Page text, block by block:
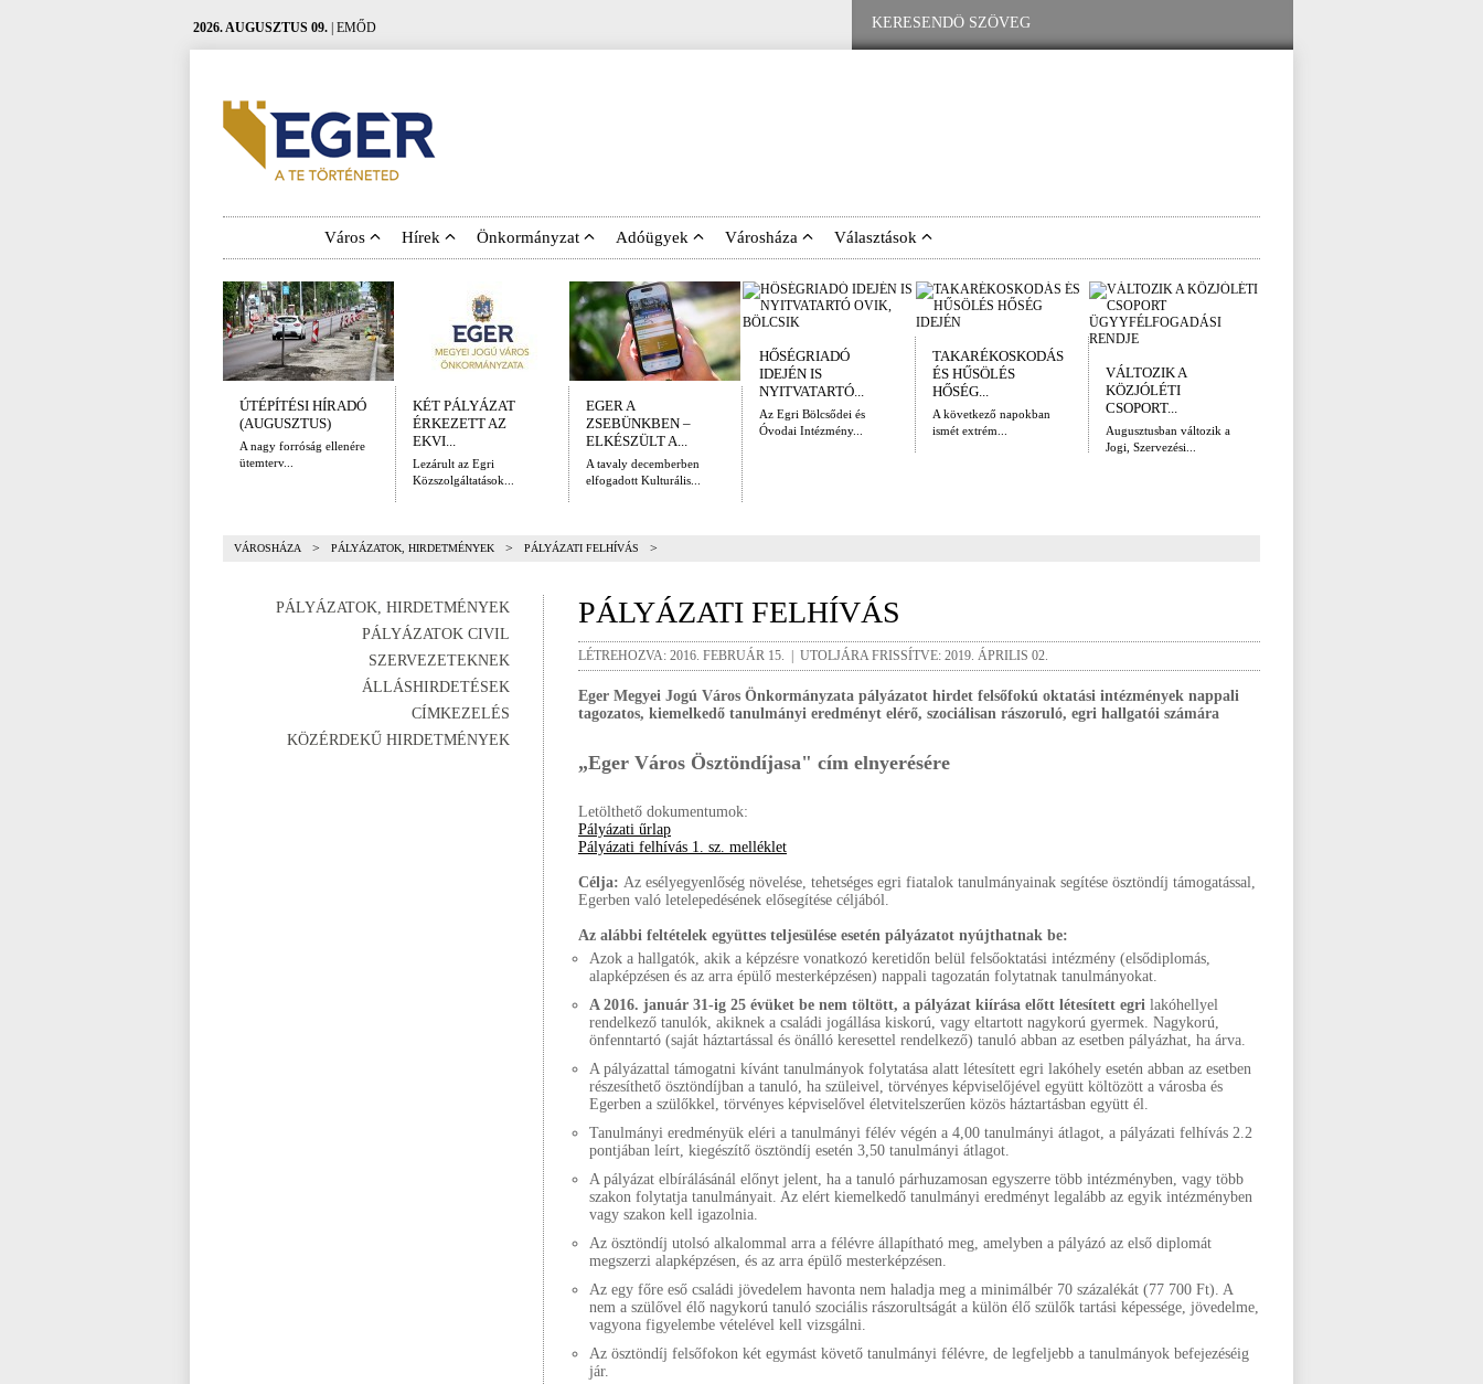
2026. AUGUSZTUS 09. | EMŐD
Város Hírek Önkormányzat Adóügyek Városháza Választások
ÚTÉPÍTÉSI HÍRADÓ
(AUGUSZTUS)
A nagy forróság ellenére
ütemterv...
KÉT PÁLYÁZAT
ÉRKEZETT AZ
EKVI...
Lezárult az Egri
Közszolgáltatások...
EGER A
ZSEBÜNKBEN –
ELKÉSZÜLT A...
A tavaly decemberben
elfogadott Kulturális...
HŐSÉGRIADÓ
IDEJÉN IS
NYITVATARTÓ...
Az Egri Bölcsődei és
Óvodai Intézmény...
TAKARÉKOSKODÁS
ÉS HŰSÖLÉS
HŐSÉG...
A következő napokban
ismét extrém...
VÁLTOZIK A
KÖZJÓLÉTI
CSOPORT...
Augusztusban változik a
Jogi, Szervezési...
VÁROSHÁZA > PÁLYÁZATOK, HIRDETMÉNYEK > PÁLYÁZATI FELHÍVÁS >
PÁLYÁZATOK, HIRDETMÉNYEK
PÁLYÁZATOK CIVIL
SZERVEZETEKNEK
ÁLLÁSHIRDETÉSEK
CÍMKEZELÉS
KÖZÉRDEKŰ HIRDETMÉNYEK
PÁLYÁZATI FELHÍVÁS
LÉTREHOZVA: 2016. FEBRUÁR 15. | UTOLJÁRA FRISSÍTVE: 2019. ÁPRILIS 02.
Eger Megyei Jogú Város Önkormányzata pályázatot hirdet felsőfokú oktatási intézmények nappali
tagozatos, kiemelkedő tanulmányi eredményt elérő, szociálisan rászoruló, egri hallgatói számára
„Eger Város Ösztöndíjasa" cím elnyerésére
Letölthető dokumentumok:
Pályázati űrlap
Pályázati felhívás 1. sz. melléklet
Célja: Az esélyegyenlőség növelése, tehetséges egri fiatalok tanulmányainak segítése ösztöndíj támogatással,
Egerben való letelepedésének elősegítése céljából.
Az alábbi feltételek együttes teljesülése esetén pályázatot nyújthatnak be:
Azok a hallgatók, akik a képzésre vonatkozó keretidőn belül felsőoktatási intézmény (elsődiplomás,
alapképzésen és az arra épülő mesterképzésen) nappali tagozatán folytatnak tanulmányokat.
A 2016. január 31-ig 25 évüket be nem töltött, a pályázat kiírása előtt létesített egri lakóhellyel
rendelkező tanulók, akiknek a családi jogállása kiskorú, vagy eltartott nagykorú gyermek. Nagykorú,
önfenntartó (saját háztartással és önálló keresettel rendelkező) tanuló abban az esetben pályázhat, ha árva.
A pályázattal támogatni kívánt tanulmányok folytatása alatt létesített egri lakóhely esetén abban az esetben
részesíthető ösztöndíjban a tanuló, ha szüleivel, törvényes képviselőjével együtt költözött a városba és
Egerben a szülőkkel, törvényes képviselővel életvitelszerűen közös háztartásban együtt él.
Tanulmányi eredményük eléri a tanulmányi félév végén a 4,00 tanulmányi átlagot, a pályázati felhívás 2.2
pontjában leírt, kiegészítő ösztöndíj esetén 3,50 tanulmányi átlagot.
A pályázat elbírálásánál előnyt jelent, ha a tanuló párhuzamosan egyszerre több intézményben, vagy több
szakon folytatja tanulmányait. Az elért kiemelkedő tanulmányi eredményt legalább az egyik intézményben
vagy szakon kell igazolnia.
Az ösztöndíj utolsó alkalommal arra a félévre állapítható meg, amelyben a pályázó az első diplomát
megszerzi alapképzésen, és az arra épülő mesterképzésen.
Az egy főre eső családi jövedelem havonta nem haladja meg a minimálbér 70 százalékát (77 700 Ft). A
nem a szülővel élő nagykorú tanuló szociális rászorultságát a külön élő szülők tartási képessége, jövedelme,
vagyona figyelembe vételével kell vizsgálni.
Az ösztöndíj felsőfokon két egymást követő tanulmányi félévre, de legfeljebb a tanulmányok befejezéséig
jár.